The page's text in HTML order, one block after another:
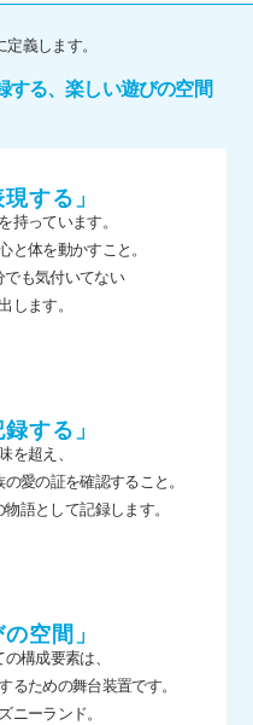
義します。
する、楽しい遊びの空間
する」
持っています。
と体を動かすこと。
でも気付いてない
します。
する」
を超え、
愛の証を確認すること。
語として記録します。
空間」
構成要素は、
るための舞台装置です。
ニーランド。